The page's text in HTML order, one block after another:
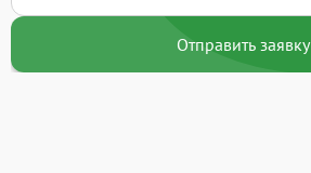
Отправить заявку